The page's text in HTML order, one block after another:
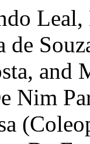
Leal,
de
and
Nim